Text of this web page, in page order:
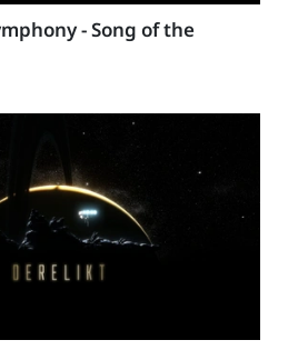
- Song of the